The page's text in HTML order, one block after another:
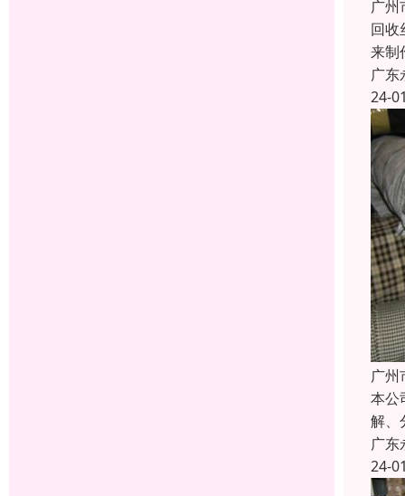
广州
回收
来制
广东
24-
广州
本公
解、
广东
24-